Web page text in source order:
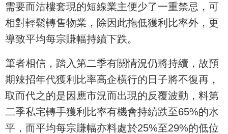
需要而沽樓套現的短線業主便少了一重禁忌，可
相對輕鬆轉售物業，除因此拖低獲利比率外，更
導致平均每宗賺幅持續下跌。
筆者相信，踏入第二季有關情況仍將持續，故預
期辣招年代獲利比率高企橫行的日子將不復再，
取而代之的是因應市況而出現的反覆波動，料第
二季私宅轉手獲利比率有機會持續跌至65%的水
平，而平均每宗賺幅亦料處於25%至29%的低位